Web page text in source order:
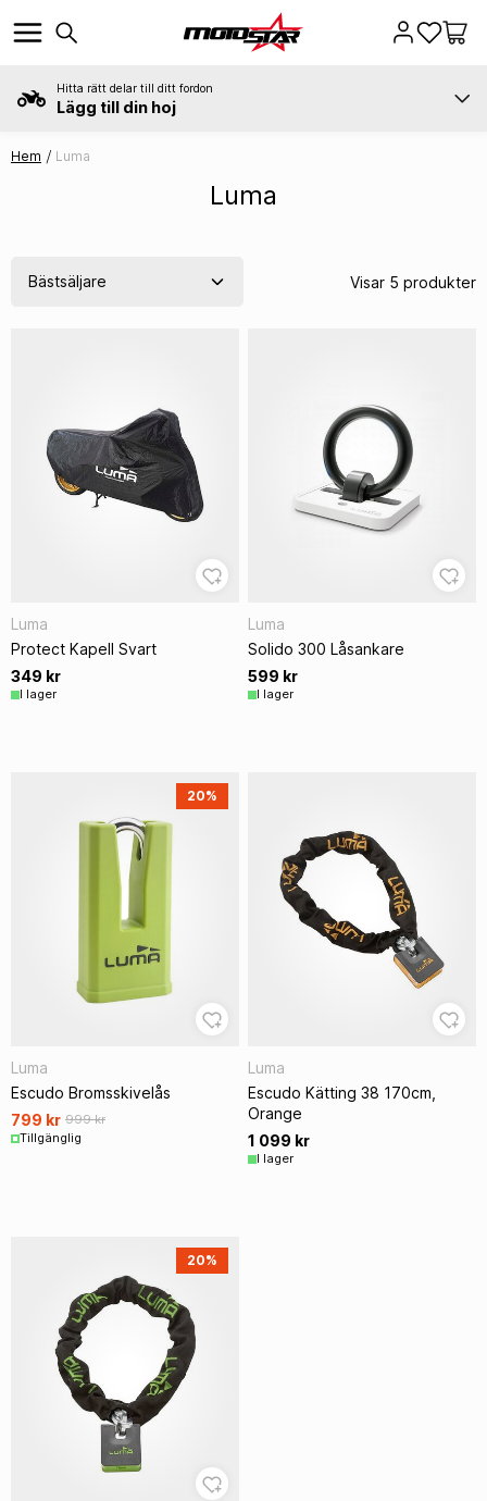
Hitta rätt delar till ditt fordon
Lägg till din hoj
Hem Luma
Luma
Visar 5 produkter
Luma
Protect Kapell Svart
349 kr
I lager
Luma
Solido 300 Låsankare
599 kr
I lager
20%
Luma
Escudo Bromsskivelås
799 kr 999 kr
Tillgänglig
Luma
Escudo Kätting 38 170cm,
Orange
1 099 kr
I lager
20%